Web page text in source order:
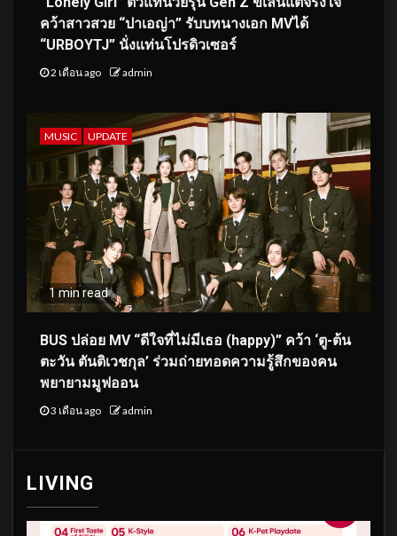
คว้าสาวสวย “ปาเอญ่า” รับบทนางเอก MVได้
“URBOYTJ” นั่งแท่นโปรดิวเซอร์
2 เดือน ago admin
MUSIC UPDATE
1 min read
BUS ปล่อย MV “ดีใจที่ไม่มีเธอ (happy)” คว้า ‘ตู-ต้น
ตะวัน ตันติเวชกุล’ ร่วมถ่ายทอดความรู้สึกของคน
พยายามมูฟออน
3 เดือน ago admin
LIVING